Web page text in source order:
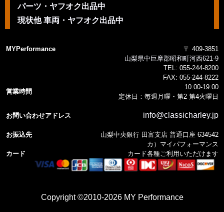
パーツ・ヤフオク出品中
現状他 車両・ヤフオク出品中
MYPerformance
〒 409-3851
山梨県中巨摩郡昭和町河西621-9
TEL: 055-244-8200
FAX: 055-244-8222
営業時間
10:00-19:00
定休日：毎週月曜・第2 第4火曜日
お問い合わせアドレス info@classicharley.jp
お振込先
山梨中央銀行 田富支店 普通口座 634542
カ）マイパフォーマンス
カード
カード各種ご利用いただけます
Copyright ©2010-2026 MY Performance